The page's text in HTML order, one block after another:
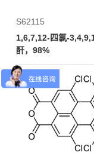
S62115
1,6,7,12-四氯-
酐，98%